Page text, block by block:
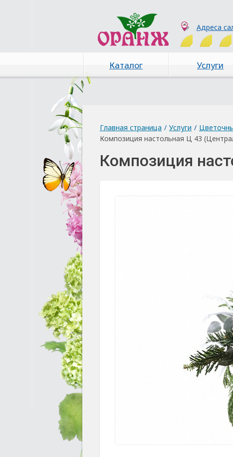
Адреса
Каталог Услуги
Главная страница / Услуги /
Композиция настольная Ц 43
Композиция